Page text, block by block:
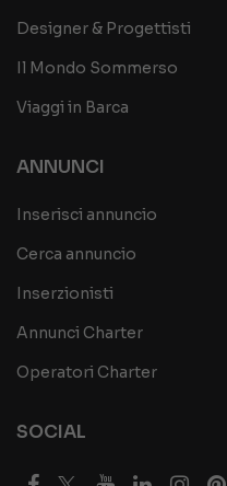
Designer & Progettisti
Il Mondo Sommerso
Viaggi in Barca
ANNUNCI
Inserisci annuncio
Cerca annuncio
Inserzionisti
Annunci Charter
Operatori Charter
SOCIAL